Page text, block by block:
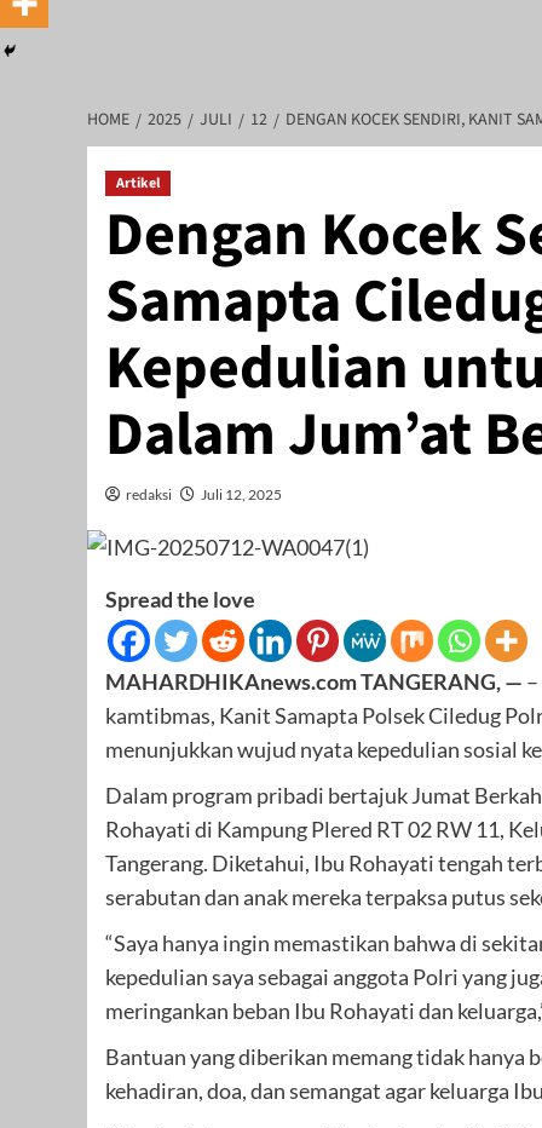
HOME 2025 JULI 12 DENGAN KOCEK SENDIRI, KANIT
Artikel
Dengan Kocek
Samapta
Kepedulian
Dalam Jum’at
redaksi Juli 12, 2025
Spread the love
MAHARDHIKAnews.com TANGERANG, —
kamtibmas, Kanit Samapta Polsek Ciledug
menunjukkan wujud nyata kepedulian sosial
Dalam program pribadi bertajuk Jumat
Rohayati di Kampung Plered RT 02 RW 11,
Tangerang. Diketahui, Ibu Rohayati tengah
serabutan dan anak mereka terpaksa putus
“Saya hanya ingin memastikan bahwa di
kepedulian saya sebagai anggota Polri yang
meringankan beban Ibu Rohayati dan
Bantuan yang diberikan memang tidak hanya
kehadiran, doa, dan semangat agar keluarga